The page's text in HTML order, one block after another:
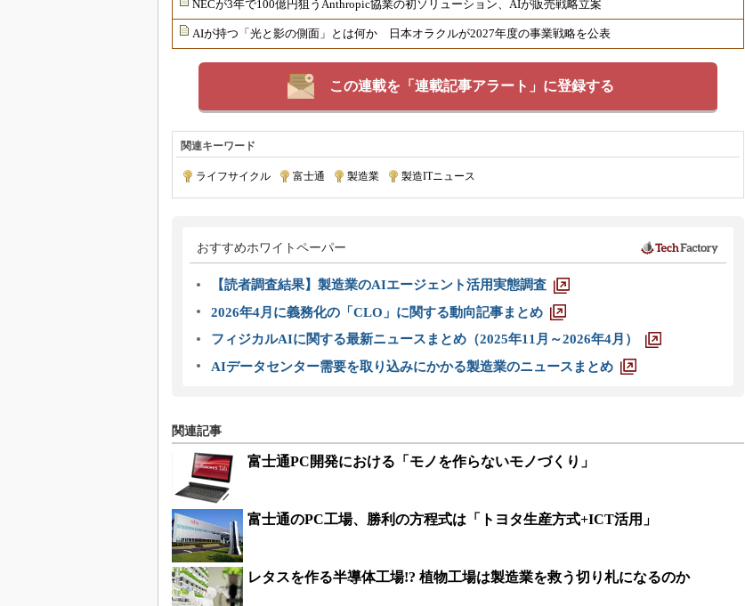
NECが3年で100億円狙うAnthropic協業の初ソリューション、AIが販売戦略立案
AIが持つ「光と影の側面」とは何か 日本オラクルが2027年度の事業戦略を公表
この連載を「連載記事アラート」に登録する
関連キーワード
ライフサイクル 富士通 製造業 製造ITニュース
おすすめホワイトペーパー
【読者調査結果】製造業のAIエージェント活用実態調査
2026年4月に義務化の「CLO」に関する動向記事まとめ
フィジカルAIに関する最新ニュースまとめ（2025年11月～2026年4月）
AIデータセンター需要を取り込みにかかる製造業のニュースまとめ
関連記事
富士通PC開発における「モノを作らないモノづくり」
富士通のPC工場、勝利の方程式は「トヨタ生産方式+ICT活用」
レタスを作る半導体工場!? 植物工場は製造業を救う切り札になるのか